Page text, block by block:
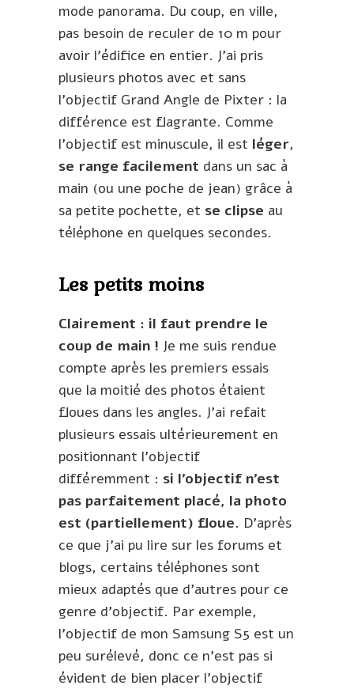
mode panorama. Du coup, en ville,
pas besoin de reculer de 10 m pour
avoir l’édifice en entier. J’ai pris
plusieurs photos avec et sans
l’objectif Grand Angle de Pixter : la
différence est flagrante. Comme
l’objectif est minuscule, il est léger,
se range facilement dans un sac à
main (ou une poche de jean) grâce à
sa petite pochette, et se clipse au
téléphone en quelques secondes.
Les petits moins
Clairement : il faut prendre le
coup de main ! Je me suis rendue
compte après les premiers essais
que la moitié des photos étaient
floues dans les angles. J’ai refait
plusieurs essais ultérieurement en
positionnant l’objectif
différemment : si l’objectif n’est
pas parfaitement placé, la photo
est (partiellement) floue. D’après
ce que j’ai pu lire sur les forums et
blogs, certains téléphones sont
mieux adaptés que d’autres pour ce
genre d’objectif. Par exemple,
l’objectif de mon Samsung S5 est un
peu surélevé, donc ce n’est pas si
évident de bien placer l’objectif